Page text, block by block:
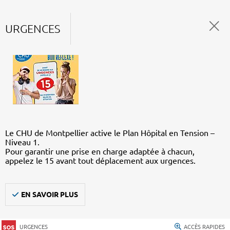
URGENCES
Le CHU de Montpellier active le Plan Hôpital en Tension –
Niveau 1.
Pour garantir une prise en charge adaptée à chacun,
appelez le 15 avant tout déplacement aux urgences.
EN SAVOIR PLUS
URGENCES ACCÈS RAPIDES